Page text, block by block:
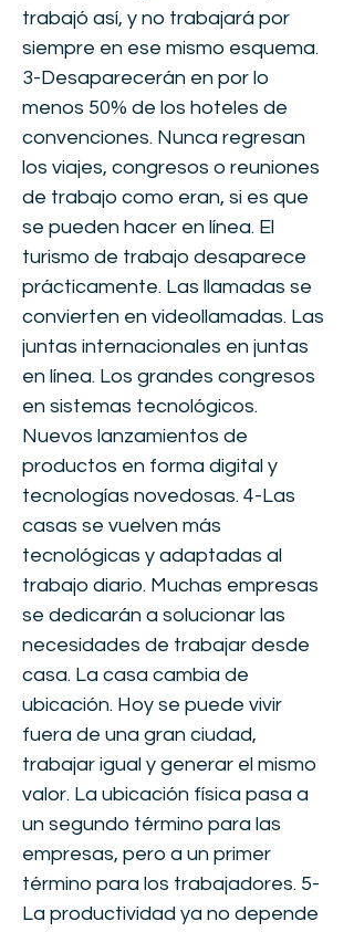
trabajó así, y no trabajará por
siempre en ese mismo esquema.
3-Desaparecerán en por lo
menos 50% de los hoteles de
convenciones. Nunca regresan
los viajes, congresos o reuniones
de trabajo como eran, si es que
se pueden hacer en línea. El
turismo de trabajo desaparece
prácticamente. Las llamadas se
convierten en videollamadas. Las
juntas internacionales en juntas
en línea. Los grandes congresos
en sistemas tecnológicos.
Nuevos lanzamientos de
productos en forma digital y
tecnologías novedosas. 4-Las
casas se vuelven más
tecnológicas y adaptadas al
trabajo diario. Muchas empresas
se dedicarán a solucionar las
necesidades de trabajar desde
casa. La casa cambia de
ubicación. Hoy se puede vivir
fuera de una gran ciudad,
trabajar igual y generar el mismo
valor. La ubicación física pasa a
un segundo término para las
empresas, pero a un primer
término para los trabajadores. 5-
La productividad ya no depende